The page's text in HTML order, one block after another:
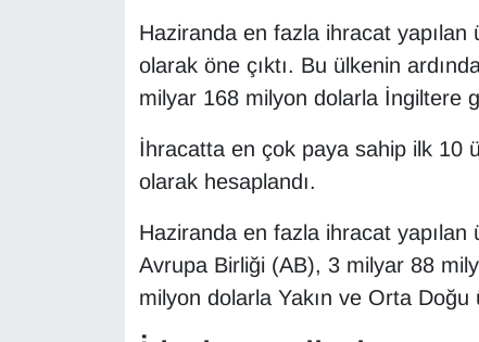
Haziranda en fazla ihracat
olarak öne çıktı. Bu ülkenin
milyar 168 milyon dolarla İngiltere
İhracatta en çok paya sahip ilk 10
olarak hesaplandı.
Haziranda en fazla ihracat
Avrupa Birliği (AB), 3 milyar 88
milyon dolarla Yakın ve Orta
Sinema - TV
TEKNOLOJİ